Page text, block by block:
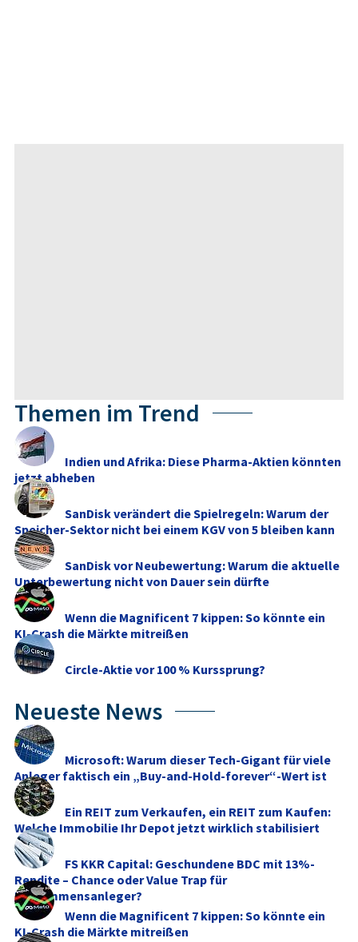
Themen im Trend
Indien und Afrika: Diese Pharma-Aktien könnten
jetzt abheben
SanDisk verändert die Spielregeln: Warum der
Speicher-Sektor nicht bei einem KGV von 5 bleiben kann
SanDisk vor Neubewertung: Warum die aktuelle
Unterbewertung nicht von Dauer sein dürfte
Wenn die Magnificent 7 kippen: So könnte ein
KI-Crash die Märkte mitreißen
Circle-Aktie vor 100 % Kurssprung?
Neueste News
Microsoft: Warum dieser Tech-Gigant für viele
Anleger faktisch ein „Buy-and-Hold-forever“-Wert ist
Ein REIT zum Verkaufen, ein REIT zum Kaufen:
Welche Immobilie Ihr Depot jetzt wirklich stabilisiert
FS KKR Capital: Geschundene BDC mit 13%-
Rendite – Chance oder Value Trap für
Einkommensanleger?
Wenn die Magnificent 7 kippen: So könnte ein
KI-Crash die Märkte mitreißen